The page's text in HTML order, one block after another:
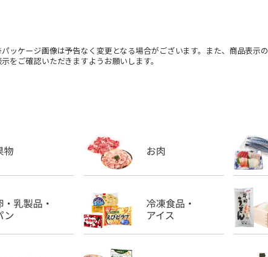
ケージ画像は予告なく変更となる場合がございます。また、商品表示
をご確認いただきますようお願いします。